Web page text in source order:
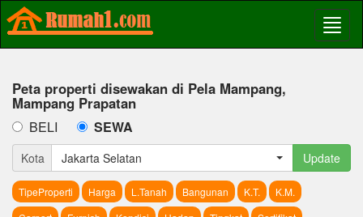
Peta properti disewakan di Pela Mampang,
Mampang Prapatan
BELI SEWA
Kota Jakarta Selatan Update
TipeProperti Harga L.Tanah Bangunan K.T.
K.M.